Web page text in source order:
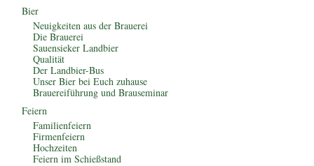
Bier
Neuigkeiten aus der Brauerei
Die Brauerei
Sauensieker Landbier
Qualität
Der Landbier-Bus
Unser Bier bei Euch zuhause
Brauereiführung und Brauseminar
Feiern
Familienfeiern
Firmenfeiern
Hochzeiten
Feiern im Schießstand